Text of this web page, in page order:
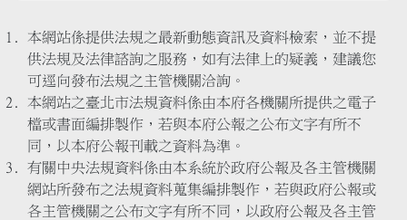
本網站係提供法規之最新動態資訊及資料檢索，並不提
供法規及法律諮詢之服務，如有法律上的疑義，建議您
可逕向發布法規之主管機關洽詢。
本網站之臺北市法規資料係由本府各機關所提供之電子
檔或書面編排製作，若與本府公報之公布文字有所不
同，以本府公報刊載之資料為準。
有關中央法規資料係由本系統於政府公報及各主管機關
網站所發布之法規資料蒐集編排製作，若與政府公報或
各主管機關之公布文字有所不同，以政府公報及各主管